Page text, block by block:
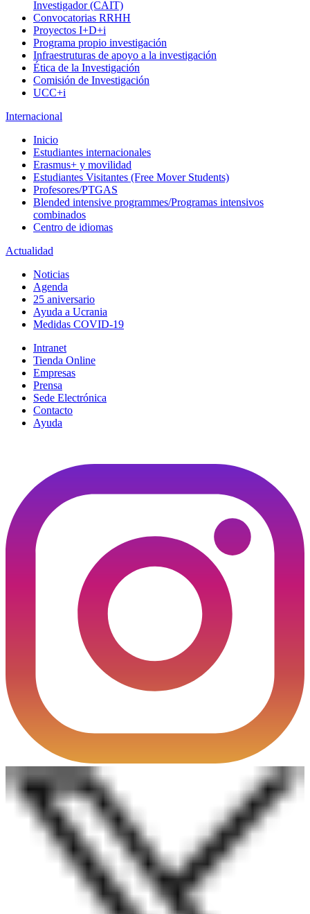
Investigador (CAIT)
Convocatorias RRHH
Proyectos I+D+i
Programa propio investigación
Infraestruturas de apoyo a la investigación
Ética de la Investigación
Comisión de Investigación
UCC+i
Internacional
Inicio
Estudiantes internacionales
Erasmus+ y movilidad
Estudiantes Visitantes (Free Mover Students)
Profesores/PTGAS
Blended intensive programmes/Programas intensivos
combinados
Centro de idiomas
Actualidad
Noticias
Agenda
25 aniversario
Ayuda a Ucrania
Medidas COVID-19
Intranet
Tienda Online
Empresas
Prensa
Sede Electrónica
Contacto
Ayuda